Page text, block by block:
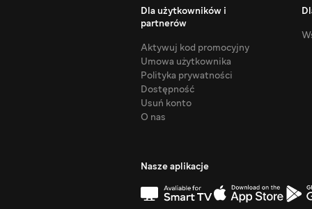
Dla użytkowników i
partnerów
Aktywuj kod promocyjny
Umowa użytkownika
Polityka prywatności
Dostępność
Usuń konto
O nas
Nasze aplikacje